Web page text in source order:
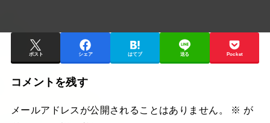
ポスト シェア はてブ 送る Pocket
コメントを残す
メールアドレスが公開されることはありません。 ※ が